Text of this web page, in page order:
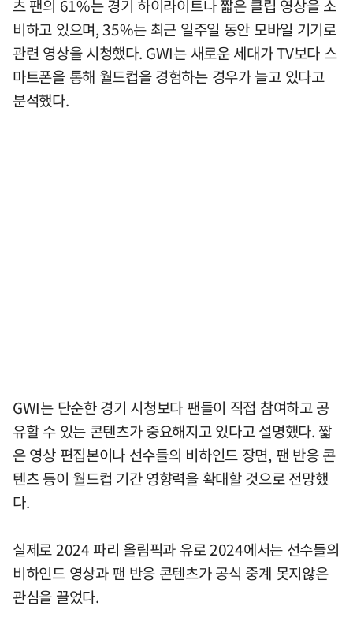
츠 팬의 61%는 경기 하이라이트나 짧은 클립 영상을 소
비하고 있으며, 35%는 최근 일주일 동안 모바일 기기로
관련 영상을 시청했다. GWI는 새로운 세대가 TV보다 스
마트폰을 통해 월드컵을 경험하는 경우가 늘고 있다고
분석했다.
GWI는 단순한 경기 시청보다 팬들이 직접 참여하고 공
유할 수 있는 콘텐츠가 중요해지고 있다고 설명했다. 짧
은 영상 편집본이나 선수들의 비하인드 장면, 팬 반응 콘
텐츠 등이 월드컵 기간 영향력을 확대할 것으로 전망했
다.
실제로 2024 파리 올림픽과 유로 2024에서는 선수들의
비하인드 영상과 팬 반응 콘텐츠가 공식 중계 못지않은
관심을 끌었다.